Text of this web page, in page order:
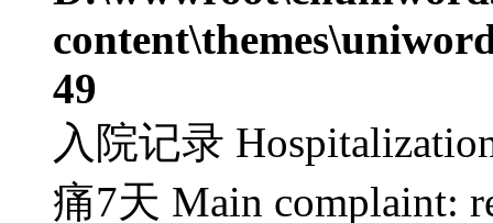
49
入院记录
痛7天 Main complaint: